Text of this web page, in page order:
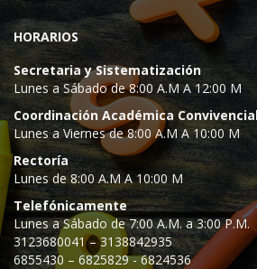
HORARIOS
Secretaria y Sistematización
Lunes a Sábado de 8:00 A.M A 12:00 M
Coordinación Académica
Lunes a Viernes de 8:00 A.M A 10:00 M
Rectoría
Lunes de 8:00 A.M A 10:00 M
Telefónicamente
Lunes a Sábado de 7:00 A.M. a 3:00 P.M.
3123680041 – 3138842935
6855430 – 6825829 - 6824536